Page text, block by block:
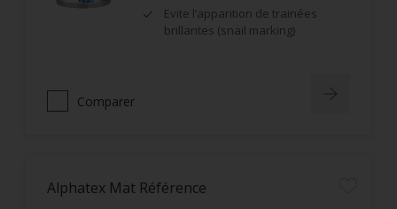
Evite l’apparition de trainées
brillantes (snail marking)
Comparer
Alphatex Mat Référence